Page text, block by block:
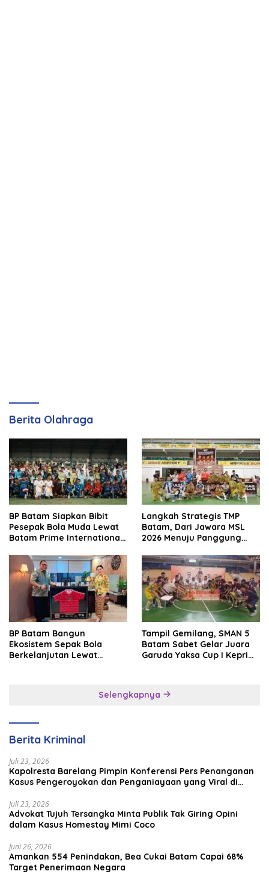
Berita Olahraga
BP Batam Siapkan Bibit
Pesepak Bola Muda Lewat
Batam Prime International
Langkah Strategis TMP
Batam, Dari Jawara MSL
2026 Menuju Panggung
BP Batam Bangun
Ekosistem Sepak Bola
Berkelanjutan Lewat
Tampil Gemilang, SMAN 5
Batam Sabet Gelar Juara
Garuda Yaksa Cup I Kepri
Selengkapnya
Berita Kriminal
Juli 23, 2026
Kapolresta Barelang Pimpin Konferensi Pers Penanganan
Kasus Pengeroyokan dan Penganiayaan yang Viral di
Juli 23, 2026
Advokat Tujuh Tersangka Minta Publik Tak Giring Opini
dalam Kasus Homestay Mimi Coco
Juni 26, 2026
Amankan 554 Penindakan, Bea Cukai Batam Capai 68%
Target Penerimaan Negara